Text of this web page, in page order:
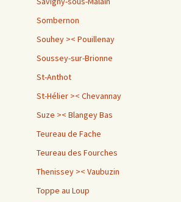
Sombernon
Souhey >< Pouillenay
Soussey-sur-Brionne
St-Anthot
St-Hélier >< Chevannay
Suze >< Blangey Bas
Teureau de Fache
Teureau des Fourches
Thenissey >< Vaubuzin
Toppe au Loup